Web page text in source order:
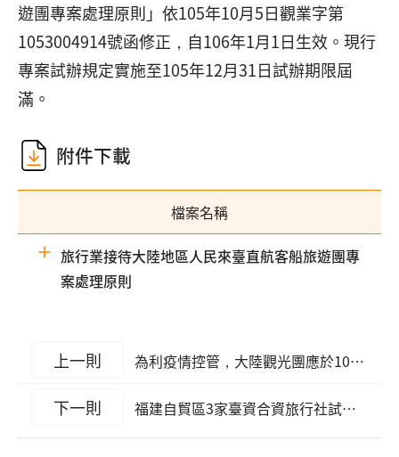
遊團專案處理原則」依105年10月5日觀業字第
1053004914號函修正，自106年1月1日生效。現行
專案試辦規定實施至105年12月31日試辦期限屆
滿。
附件下載
檔案名稱
旅行業接待大陸地區人民來臺直航客船旅遊團專
案處理原則
上一則 為利疫情控管，大陸觀光團應於109年1月31日前離境
下一則 福建自貿區3家臺資合資旅行社試點經營福建省居民赴臺團隊旅遊業務名單